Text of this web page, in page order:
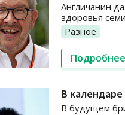
Англичанин
здоровья
Разное
Подробнее
В
В будущем